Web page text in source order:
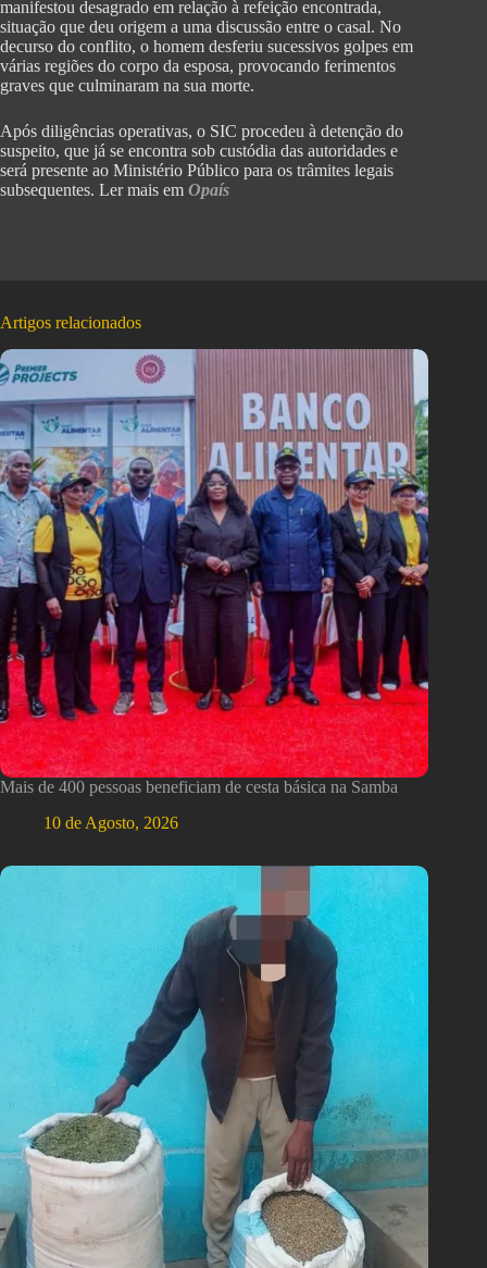
manifestou desagrado em relação à refeição encontrada,
situação que deu origem a uma discussão entre o casal. No
decurso do conflito, o homem desferiu sucessivos golpes em
várias regiões do corpo da esposa, provocando ferimentos
graves que culminaram na sua morte.
Após diligências operativas, o SIC procedeu à detenção do
suspeito, que já se encontra sob custódia das autoridades e
será presente ao Ministério Público para os trâmites legais
subsequentes. Ler mais em Opaís
Artigos relacionados
Mais de 400 pessoas beneficiam de cesta básica na Samba
10 de Agosto, 2026